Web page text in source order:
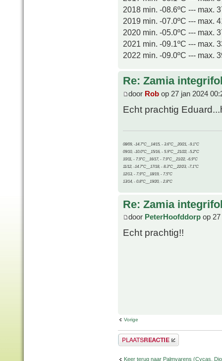
2018 min. -08.6ºC --- max.
2019 min. -07.0ºC --- max.
2020 min. -05.0ºC --- max.
2021 min. -09.1ºC --- max.
2022 min. -09.0ºC --- max.
Re: Zamia
door Rob op 27 jan 2024
Echt prachtig
08/09, -14.7°C__14/15, - 3.6°C__20/21, -9.1°C
09/10, -10.0°C__15/16, - 5.9°C__21/22, -5.2°C
10/11, - 7.9°C__16/17, - 7.9°C__21/22, -6.9°C
11/12, -14.7°C__17/18, - 8.3°C__22/23, -7.1°C
12/13, - 7.9°C__18/19, - 7.5°C
13/14, - 0.8°C__19/20, - 2.8°C
Re: Zamia
door PeterHoofddorp op
Echt prachtig!!
Vorige
Plaats een reactie
Keer terug naar Palmvarens (Cycas,